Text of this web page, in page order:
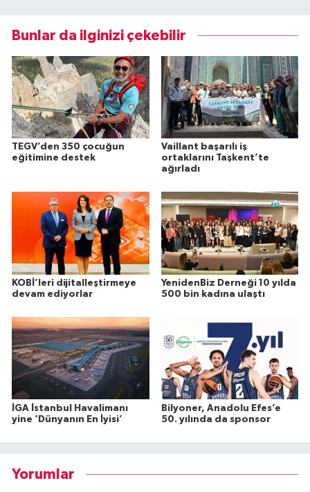
Bunlar da ilginizi çekebilir
TEGV’den 350 çocuğun
eğitimine destek
Vaillant başarılı iş
ortaklarını Taşkent’te
ağırladı
KOBİ’leri dijitalleştirmeye
devam ediyorlar
YenidenBiz Derneği 10 yılda
500 bin kadına ulaştı
İGA İstanbul Havalimanı
yine ‘Dünyanın En İyisi’
Bilyoner, Anadolu Efes’e
50. yılında da sponsor
Yorumlar